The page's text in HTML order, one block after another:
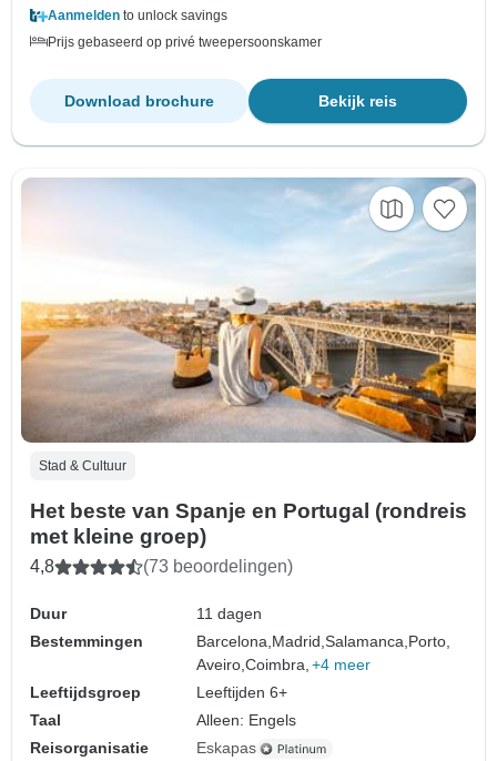
Aanmelden to unlock savings
Prijs gebaseerd op privé tweepersoonskamer
Bekijk reis
Download brochure
Stad & Cultuur
Het beste van Spanje en Portugal (rondreis
met kleine groep)
4,8 (73 beoordelingen)
Duur
11 dagen
Bestemmingen
Barcelona,Madrid,Salamanca,Porto,
Aveiro,Coimbra, +4 meer
Leeftijdsgroep
Leeftijden 6+
Taal
Alleen: Engels
Reisorganisatie
Eskapas